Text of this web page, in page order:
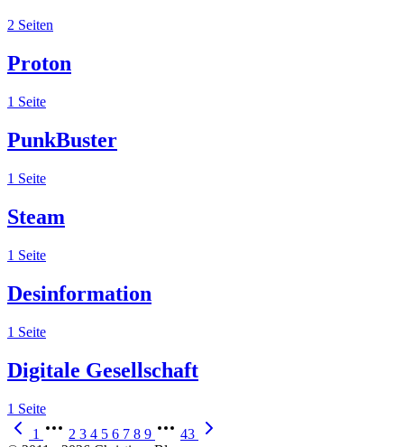
2 Seiten
Proton
1 Seite
PunkBuster
1 Seite
Steam
1 Seite
Desinformation
1 Seite
Digitale Gesellschaft
1 Seite
1
2 3 4 5 6 7 8 9
43